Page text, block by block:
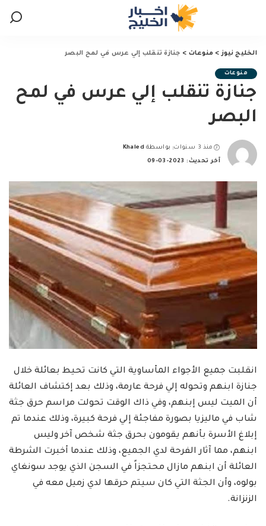
الخليج نيوز> منوعات > جنازة تنقلب إلي عرس في لمح البصر
منوعات
جنازة تنقلب إلي عرس في لمح
البصر
منذ 3 سنوات
Posted
by
بواسطة Khaled
آخر تحديث: 2023-03-09
انقلبت جميع الأجواء المأساوية التي كانت تحيط بعائلة خلال
جنازة ابنهم وتحوله إلي فرحة عارمة، وذلك بعد إكتشاف العائلة
أن الميت ليس إبنهم، وفي ذاك الوقت تحولت مراسم حرق جثة
شاب في ماليزيا بصورة مفاجئة إلي فرحة كبيرة، وذلك عندما تم
إبلاغ الأسرة بأنهم يقومون بحرق جثة شخص آخر وليس
ابنهم، مما آثار الفرحة لدي الجميع، وذلك عندما أخبرت الشرطة
العائلة أن ابنهم مازال محتجزاً في السجن الذي يوجد سونغاي
بولوه، وأن الجثة التي كان سيتم حرقها لدي زميل معه في
الزنزانة.